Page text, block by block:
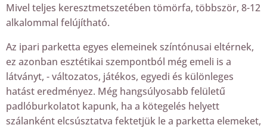
Mivel teljes keresztmetszetében tömörfa, többször, 8-12
alkalommal felújítható.
Az ipari parketta egyes elemeinek színtónusai eltérnek,
ez azonban esztétikai szempontból még emeli is a
látványt, - változatos, játékos, egyedi és különleges
hatást eredményez. Még hangsúlyosabb felületű
padlóburkolatot kapunk, ha a kötegelés helyett
szálanként elcsúsztatva fektetjük le a parketta elemeket,